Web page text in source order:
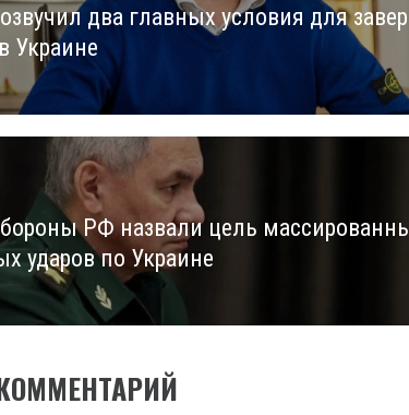
два главных условия для
Украине
РФ назвали цель
ударов по Украине